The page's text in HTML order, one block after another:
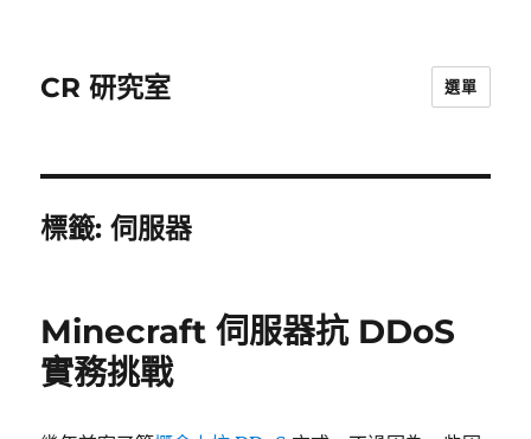
CR 研究室 選單
標籤:伺服器
Minecraft 伺服器抗 DDoS
實務挑戰